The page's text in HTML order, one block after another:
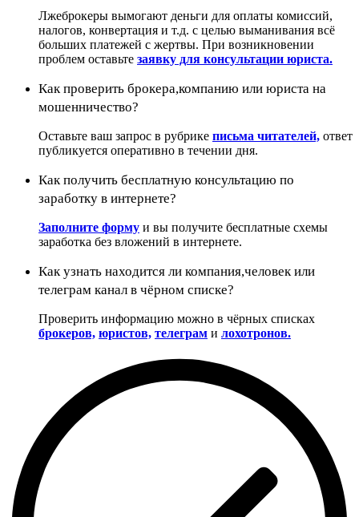
Лжеброкеры вымогают деньги для оплаты комиссий,
налогов, конвертация и т.д. с целью выманивания всё
больших платежей с жертвы. При возникновении
проблем оставьте заявку для консультации юриста.
Как проверить брокера,компанию или юриста на
мошенничество?
Оставьте ваш запрос в рубрике письма читателей, ответ
публикуется оперативно в течении дня.
Как получить бесплатную консультацию по
заработку в интернете?
Заполните форму и вы получите бесплатные схемы
заработка без вложений в интернете.
Как узнать находится ли компания,человек или
телеграм канал в чёрном списке?
Проверить информацию можно в чёрных списках
брокеров, юристов, телеграм и лохотронов.